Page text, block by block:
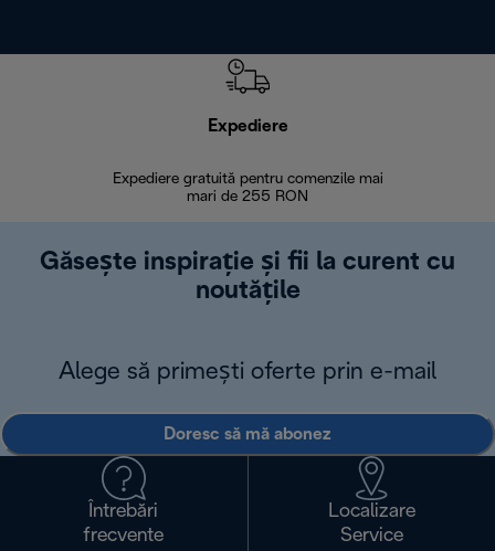
Expediere
Expediere gratuită pentru comenzile mai
mari de 255 RON
Găsește inspirație și fii la curent cu
noutățile
Alege să primești oferte prin e-mail
Doresc să mă abonez
Întrebări
frecvente
Localizare
Service